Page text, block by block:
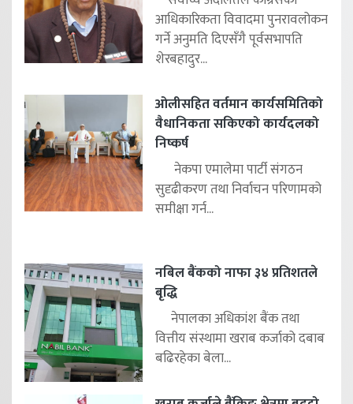
आधिकारिकता विवादमा पुनरावलोकन
गर्ने अनुमति दिएसँगै पूर्वसभापति
शेरबहादुर...
ओलीसहित वर्तमान कार्यसमितिको
वैधानिकता सकिएको कार्यदलको
निष्कर्ष
नेकपा एमालेमा पार्टी संगठन
सुदृढीकरण तथा निर्वाचन परिणामको
समीक्षा गर्न...
नबिल बैंकको नाफा ३४ प्रतिशतले
बृद्धि
नेपालका अधिकांश बैंक तथा
वित्तीय संस्थामा खराब कर्जाको दबाब
बढिरहेका बेला...